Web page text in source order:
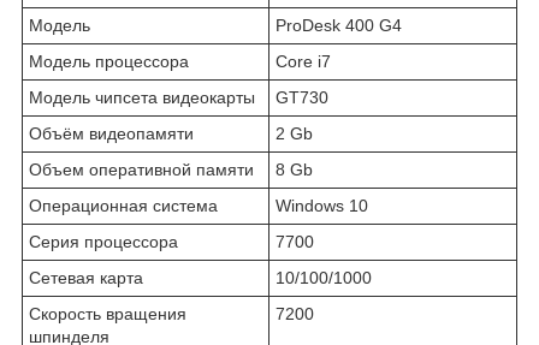
Модель
ProDesk 400 G4
Модель процессора
Core i7
Модель чипсета видеокарты
GT730
Объём видеопамяти
2 Gb
Объем оперативной памяти
8 Gb
Операционная система
Windows 10
Серия процессора
7700
Сетевая карта
10/100/1000
Скорость вращения
шпинделя
7200